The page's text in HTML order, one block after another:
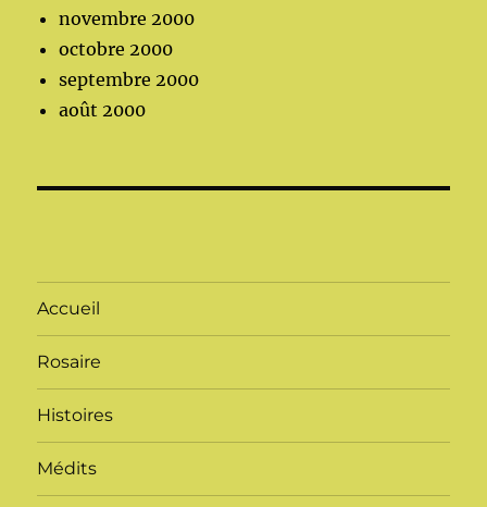
novembre 2000
octobre 2000
septembre 2000
août 2000
Accueil
Rosaire
Histoires
Médits